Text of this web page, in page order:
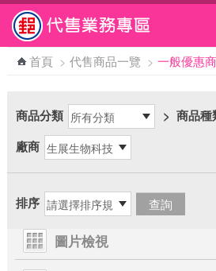
跳到主要內容區塊
首頁 > 代售商品一覽 > 一般優惠
商品分類 > 商品種
廠商
排序
圖片檢視